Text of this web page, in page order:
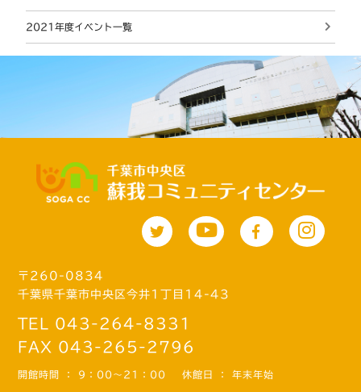
2021年度イベント一覧
〒260-0834
千葉県千葉市中央区今井1丁目14-43
TEL 043-264-8331
FAX 043-265-2796
開館時間 ： 9：00～21：00 休館日 ： 年末年始